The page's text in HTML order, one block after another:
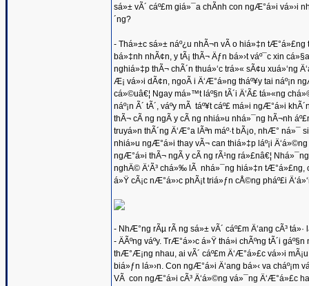
sá»± vÃ´ cáº£m giá»¯a chÃ­nh con ngÆ°á»i vá»›i
´ng?
- Thá»±c sá»± náº¿u nhÃ¬n vÃ o hiá»‡n tÆ°á»£ng
bá»‡nh nhÃ¢n, y tÃ¡ thÃ¬ Äƒn bá»›t váº¯c xin
nghiá»‡p thÃ¬ chÃ´n thuá»‘c trá»« sÃ¢u xuá»‘ng
Æ¡ vá»›i dÃ¢n, ngoÃ i Ä‘Æ°á»ng tháº¥y tai náº¡n
cá»©uâ€¦ Ngay má»™t láº§n tÃ´i Ä‘Ã£ tá»«ng
náº¡n Ã´ tÃ´, váº­y mÃ táº¥t cáº£ má»i ngÆ°á»i
thÃ¬ cÃ ng ngÃ y cÃ ng nhiá»u nhá»¯ng hÃ¬nh
truyá»n thÃ´ng Ä‘Æ°a lÃªn máº·t bÃ¡o, nhÆ° ná»¯
nhiá»u ngÆ°á»i thay vÃ¬ can thiá»‡p láº¡i
ngÆ°á»i thÃ¬ ngÃ y cÃ ng rÃ¹ng rá»£nâ€¦
nghÄ© Ä‘Ã³ chá»‰ lÃ nhá»¯ng hiá»‡n tÆ°á»£ng,
á»Ÿ cÃ¡c nÆ°á»›c phÃ¡t triá»ƒn cÅ©ng pháº£i Ä‘á»‘i
- NhÆ°ng rÃµ rÃ ng sá»± vÃ´ cáº£m Ä‘ang cÃ³
- ÄÃºng váº­y. TrÆ°á»›c á»Ÿ thá»i chÃºng tÃ´i
thÆ°Æ¡ng nhau, ai vÃ´ cáº£m Ä‘Æ°á»£c vá»›i
biá»ƒn lá»›n. Con ngÆ°á»i Ä‘ang bá»‹ va cháº¡m
VÃ con ngÆ°á»i cÃ³ Ä‘á»©ng vá»¯ng Ä‘Æ°á»£c